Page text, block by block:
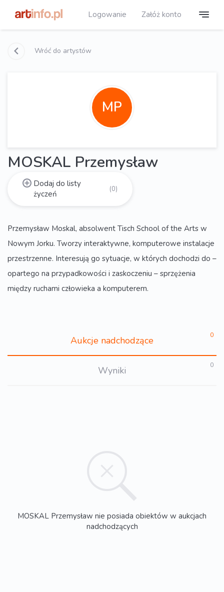
Logowanie Załóż konto
Wróć do artystów
MP
MOSKAL Przemysław
Dodaj do listy
życzeń
(0)
Przemysław Moskal, absolwent Tisch School of the Arts w
Nowym Jorku. Tworzy interaktywne, komputerowe instalacje
przestrzenne. Interesują go sytuacje, w których dochodzi do –
opartego na przypadkowości i zaskoczeniu – sprzężenia
między ruchami człowieka a komputerem.
Aukcje nadchodzące 0
Wyniki 0
MOSKAL Przemysław nie posiada obiektów w aukcjach
nadchodzących